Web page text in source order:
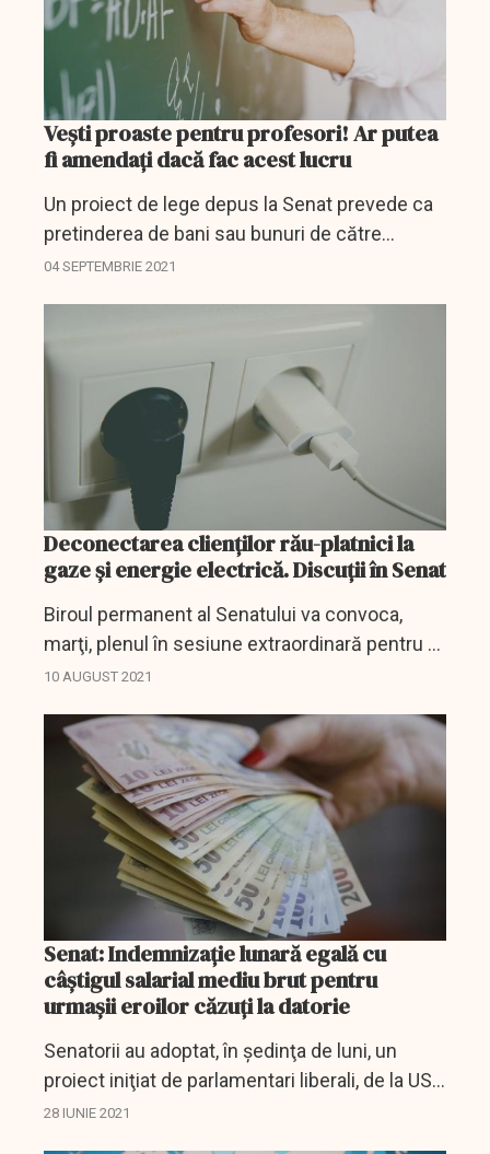
Veşti proaste pentru profesori! Ar putea
fi amendaţi dacă fac acest lucru
Un proiect de lege depus la Senat prevede ca
pretinderea de bani sau bunuri de către
profesori pentru dotarea școlilor să devină
04 SEPTEMBRIE 2021
Deconectarea clienţilor rău-platnici la
gaze şi energie electrică. Discuții în Senat
Biroul permanent al Senatului va convoca,
marţi, plenul în sesiune extraordinară pentru o
informare privind adoptarea de către Guvern,
84/2021, prin...
10 AUGUST 2021
Senat: Indemnizaţie lunară egală cu
câştigul salarial mediu brut pentru
urmaşii eroilor căzuţi la datorie
Senatorii au adoptat, în şedinţa de luni, un
proiect iniţiat de parlamentari liberali, de la USR
PLUS şi UDMR prin care se elimină
28 IUNIE 2021